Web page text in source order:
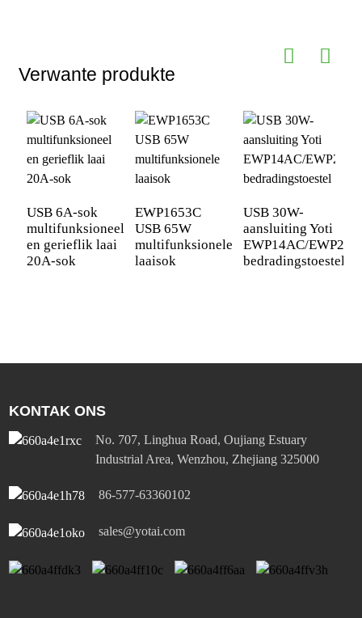
Verwante produkte
USB 6A-sok
multifunksioneel
en gerieflik laai
20A-sok
EWP1653C
USB 65W
multifunksionele
laaisok
USB 30W-
aansluiting Yoti
EWP14AC/
bedradingstoestel
KONTAK ONS
No. 707, Linghua Road, Oujiang Estuary
Industrial Area, Wenzhou, Zhejiang 325000
86-577-63360102
sales@yotai.com